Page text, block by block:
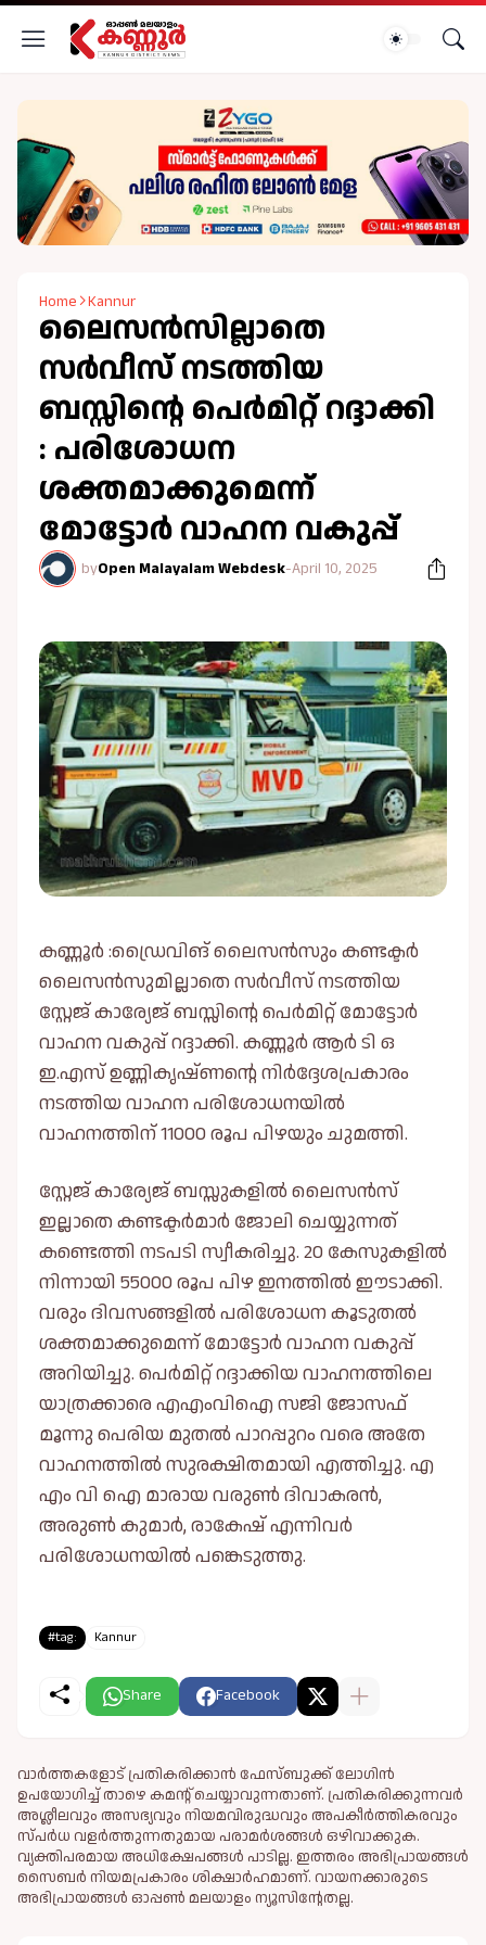
Home Kannur
ലൈസൻസില്ലാതെ
സർവീസ് നടത്തിയ
ബസ്സിന്റെ പെർമിറ്റ്‌ റദ്ദാക്കി
: പരിശോധന
ശക്തമാക്കുമെന്ന്
മോട്ടോർ വാഹന വകുപ്പ്
byOpen Malayalam Webdesk-April 10, 2025
കണ്ണൂർ :ഡ്രൈവിങ് ലൈസൻസും കണ്ടക്ടർ
ലൈസൻസുമില്ലാതെ സർവീസ് നടത്തിയ
സ്റ്റേജ് കാര്യേജ് ബസ്സിന്റെ പെർമിറ്റ്‌ മോട്ടോർ
വാഹന വകുപ്പ് റദ്ദാക്കി. കണ്ണൂർ ആർ ടി ഒ
ഇ.എസ് ഉണ്ണികൃഷ്ണന്റെ നിർദ്ദേശപ്രകാരം
നടത്തിയ വാഹന പരിശോധനയിൽ
വാഹനത്തിന് 11000 രൂപ പിഴയും ചുമത്തി.
സ്റ്റേജ് കാര്യേജ് ബസ്സുകളിൽ ലൈസൻസ്
ഇല്ലാതെ കണ്ടക്ടർമാർ ജോലി ചെയ്യുന്നത്
കണ്ടെത്തി നടപടി സ്വീകരിച്ചു. 20 കേസുകളിൽ
നിന്നായി 55000 രൂപ പിഴ ഇനത്തിൽ ഈടാക്കി.
വരും ദിവസങ്ങളിൽ പരിശോധന കൂടുതൽ
ശക്തമാക്കുമെന്ന് മോട്ടോർ വാഹന വകുപ്പ്
അറിയിച്ചു. പെർമിറ്റ് റദ്ദാക്കിയ വാഹനത്തിലെ
യാത്രക്കാരെ എഎംവിഐ സജി ജോസഫ്
മൂന്നു പെരിയ മുതൽ പാറപ്പുറം വരെ അതേ
വാഹനത്തിൽ സുരക്ഷിതമായി എത്തിച്ചു. എ
എം വി ഐ മാരായ വരുൺ ദിവാകരൻ,
അരുൺ കുമാർ, രാകേഷ് എന്നിവർ
പരിശോധനയിൽ പങ്കെടുത്തു.
#tag: Kannur
Share Facebook
വാർത്തകളോട് പ്രതികരിക്കാൻ ഫേസ്ബുക്ക് ലോഗിൻ
ഉപയോഗിച്ച് താഴെ കമന്റ് ചെയ്യാവുന്നതാണ്. പ്രതികരിക്കുന്നവര്‍
അശ്ലീലവും അസഭ്യവും നിയമവിരുദ്ധവും അപകീര്‍ത്തികരവും
സ്പര്‍ധ വളര്‍ത്തുന്നതുമായ പരാമര്‍ശങ്ങള്‍ ഒഴിവാക്കുക.
വ്യക്തിപരമായ അധിക്ഷേപങ്ങള്‍ പാടില്ല. ഇത്തരം അഭിപ്രായങ്ങള്‍
സൈബര്‍ നിയമപ്രകാരം ശിക്ഷാര്‍ഹമാണ്. വായനക്കാരുടെ
അഭിപ്രായങ്ങള്‍ ഓപ്പൺ മലയാളം ന്യൂസിന്റേതല്ല.